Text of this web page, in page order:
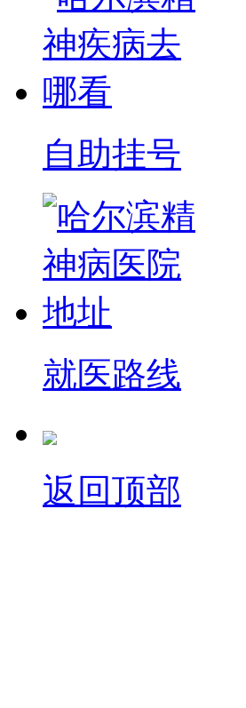
自助挂号
就医路线
返回顶部